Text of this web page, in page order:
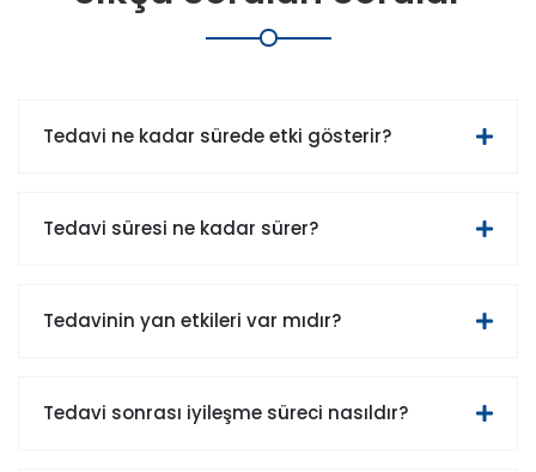
Tedavi ne kadar sürede etki gösterir?
Tedavi süresi ne kadar sürer?
Tedavinin yan etkileri var mıdır?
Tedavi sonrası iyileşme süreci nasıldır?